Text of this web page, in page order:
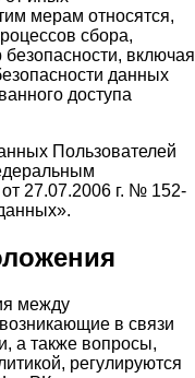
мерам относятся,
сбора,
включая
данных
доступа
Пользователей
от 27.07.2006 г. № 152-
между
в связи
а также вопросы,
регулируются